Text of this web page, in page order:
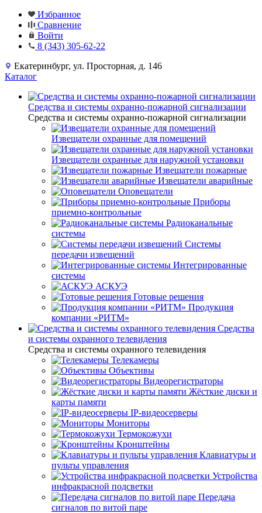
Избранное
Сравнение
Войти
8 (343) 305-62-22
Екатеринбург, ул. Просторная, д. 146
Каталог
Средства и системы охранно-пожарной сигнализации
Средства и системы охранно-пожарной сигнализации
Извещатели охранные для помещений
Извещатели охранные для наружной установки
Извещатели пожарные
Извещатели аварийные
Оповещатели
Приборы
приемно-контрольные
Радиоканальные
системы
Системы
передачи извещений
Интегрированные
системы
АСКУЭ
Готовые решения
Продукция
компании «РИТМ»
Средства
и системы охранного телевидения
Средства и системы охранного телевидения
Телекамеры
Объективы
Видеорегистраторы
Жёсткие диски и
карты памяти
IP-видеосерверы
Мониторы
Термокожухи
Кронштейны
Клавиатуры и
пульты управления
Устройства
инфракрасной подсветки
Передача
сигналов по витой паре